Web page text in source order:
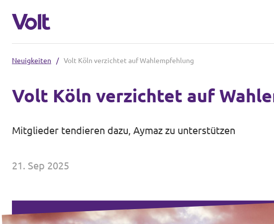
Website von Volt NRW
Volt in deinem Bundesland
Menschen
Neuigkeiten
Neuigkeiten / Volt Köln verzichtet auf Wahlempfehlung
Volt Köln verzichtet auf
Mitglieder tendieren dazu, Aymaz zu unterstützen
21. Sep 2025